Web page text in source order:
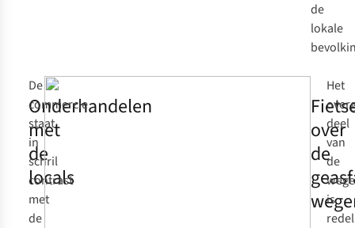
de
lokale
Onderhandelen
met
de
locals
De
commercie
staat
in
schril
contrast
met
de
over
de
Het
deel
van
de
is